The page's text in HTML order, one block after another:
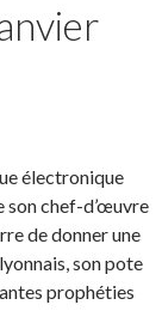
électronique
son chef-d’œuvre
de donner une
son pote
prophéties